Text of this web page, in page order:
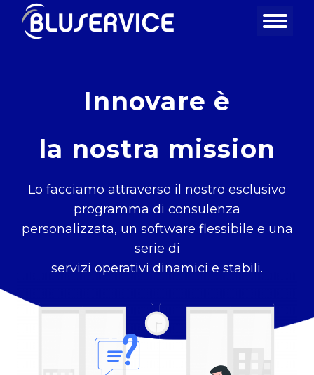
Innovare è
la nostra mission
Lo facciamo attraverso il nostro esclusivo
programma di consulenza
personalizzata, un software flessibile e una
serie di
servizi operativi dinamici e stabili.